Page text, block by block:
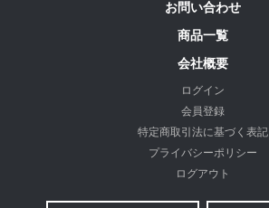
お問い合わせ
商品一覧
会社概要
ログイン
会員登録
特定商取引法に基づく表記
プライバシーポリシー
ログアウト